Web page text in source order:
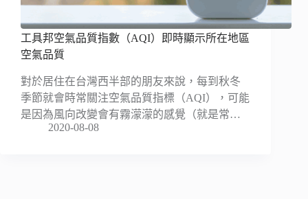
工具邦空氣品質指數（AQI）即時顯示所在地區
空氣品質
對於居住在台灣西半部的朋友來說，每到秋冬
季節就會時常關注空氣品質指標（AQI），可能
是因為風向改變會有霧濛濛的感覺（就是常…
2020-08-08